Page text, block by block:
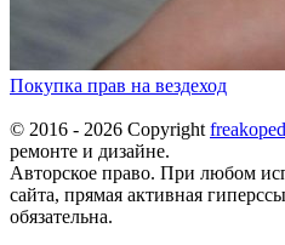
Покупка прав на вездеход
© 2016 - 2026 Copyright
ремонте и дизайне.
Авторское право. При любом
сайта, прямая активная
обязательна.